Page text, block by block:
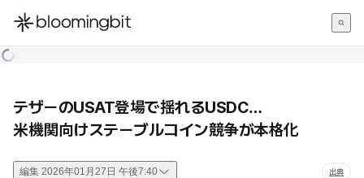
한국어
テザーのUSAT登場で揺れるUSDC…
米機関向けステーブルコイン競争が本格化
編集 2026年01月27日 午後7:40 出典